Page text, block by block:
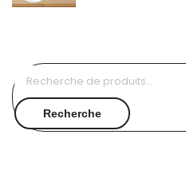
Recherche